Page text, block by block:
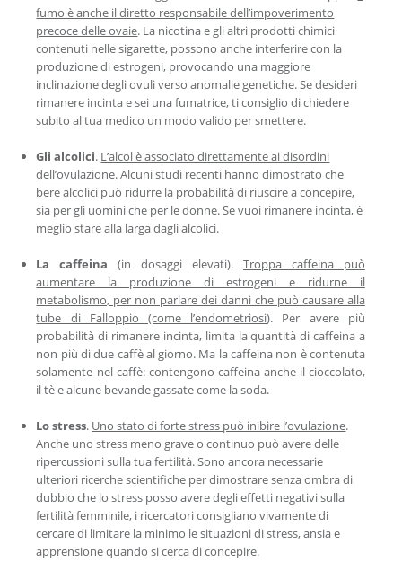
fumo è anche il diretto responsabile dell’impoverimento
precoce delle ovaie. La nicotina e gli altri prodotti chimici
contenuti nelle sigarette, possono anche interferire con la
produzione di estrogeni, provocando una maggiore
inclinazione degli ovuli verso anomalie genetiche. Se desideri
rimanere incinta e sei una fumatrice, ti consiglio di chiedere
subito al tua medico un modo valido per smettere.
Gli alcolici. L’alcol è associato direttamente ai disordini
dell’ovulazione. Alcuni studi recenti hanno dimostrato che
bere alcolici può ridurre la probabilità di riuscire a concepire,
sia per gli uomini che per le donne. Se vuoi rimanere incinta, è
meglio stare alla larga dagli alcolici.
La caffeina (in dosaggi elevati). Troppa caffeina può
aumentare la produzione di estrogeni e ridurne il
metabolismo, per non parlare dei danni che può causare alla
tube di Falloppio (come l’endometriosi). Per avere più
probabilità di rimanere incinta, limita la quantità di caffeina a
non più di due caffè al giorno. Ma la caffeina non è contenuta
solamente nel caffè: contengono caffeina anche il cioccolato,
il tè e alcune bevande gassate come la soda.
Lo stress. Uno stato di forte stress può inibire l’ovulazione.
Anche uno stress meno grave o continuo può avere delle
ripercussioni sulla tua fertilità. Sono ancora necessarie
ulteriori ricerche scientifiche per dimostrare senza ombra di
dubbio che lo stress posso avere degli effetti negativi sulla
fertilità femminile, i ricercatori consigliano vivamente di
cercare di limitare la minimo le situazioni di stress, ansia e
apprensione quando si cerca di concepire.